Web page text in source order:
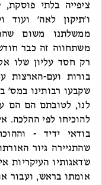
ציפייה בלתי
ו'תיקון לאה' ועוד
ממשלתנו משום
משתחווה זה כבר
רק חסד עליון שלו
בורות ועם-הארצות
שקבעו רבותינו
לנו, לטובתם הם הם
להוכיחו לפי ההלכה.
בודאי ידיד -
שהתגיירה גיור
שדאגותיו העיקריות
אומתו בראש, ועבור